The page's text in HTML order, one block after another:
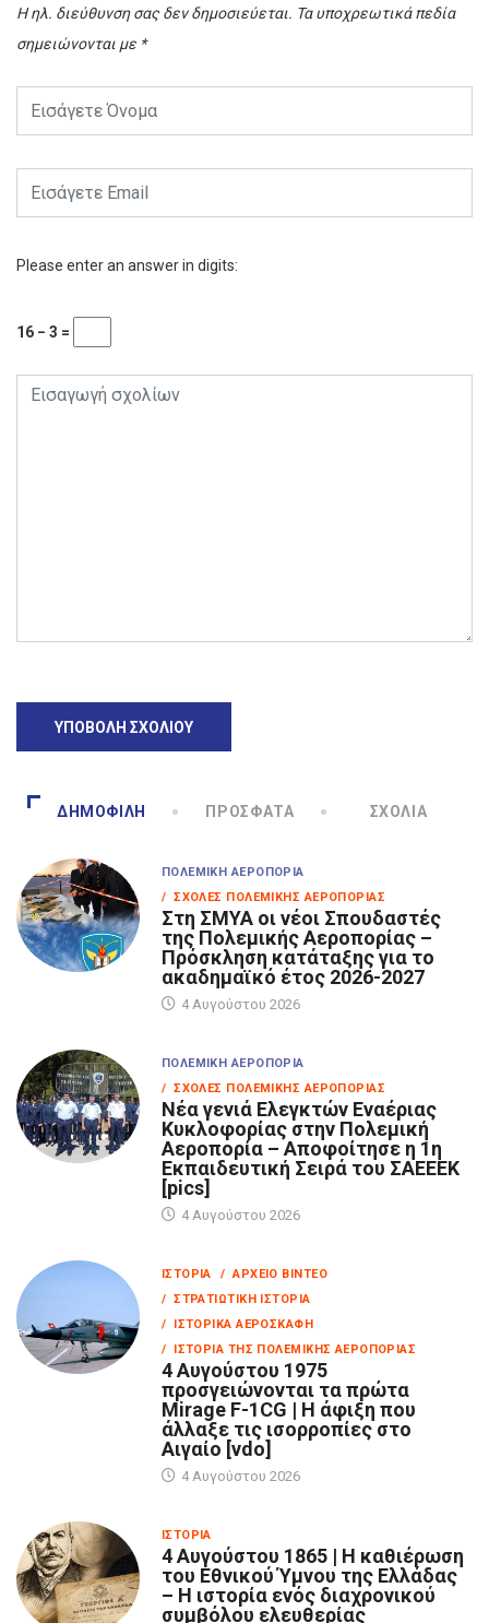
Η ηλ. διεύθυνση σας δεν δημοσιεύεται. Τα υποχρεωτικά πεδία
σημειώνονται με *
Please enter an answer in digits:
16 − 3 =
ΔΗΜΟΦΙΛΉ ΠΡΌΣΦΑΤΑ ΣΧΌΛΙΑ
ΠΟΛΕΜΙΚΉ ΑΕΡΟΠΟΡΊΑ
/ ΣΧΟΛΈΣ ΠΟΛΕΜΙΚΉΣ ΑΕΡΟΠΟΡΊΑΣ
Στη ΣΜΥΑ οι νέοι Σπουδαστές
της Πολεμικής Αεροπορίας –
Πρόσκληση κατάταξης για το
ακαδημαϊκό έτος 2026-2027
4 Αυγούστου 2026
ΠΟΛΕΜΙΚΉ ΑΕΡΟΠΟΡΊΑ
/ ΣΧΟΛΈΣ ΠΟΛΕΜΙΚΉΣ ΑΕΡΟΠΟΡΊΑΣ
Νέα γενιά Ελεγκτών Εναέριας
Κυκλοφορίας στην Πολεμική
Αεροπορία – Αποφοίτησε η 1η
Εκπαιδευτική Σειρά του ΣΑΕΕΕΚ
[pics]
4 Αυγούστου 2026
ΙΣΤΟΡΊΑ
/ ΑΡΧΕΊΟ ΒΊΝΤΕΟ
/ ΣΤΡΑΤΙΩΤΙΚΉ ΙΣΤΟΡΊΑ
/ ΙΣΤΟΡΙΚΆ ΑΕΡΟΣΚΆΦΗ
/ ΙΣΤΟΡΊΑ ΤΗΣ ΠΟΛΕΜΙΚΉΣ ΑΕΡΟΠΟΡΊΑΣ
4 Αυγούστου 1975
προσγειώνονται τα πρώτα
Mirage F-1CG | Η άφιξη που
άλλαξε τις ισορροπίες στο
Αιγαίο [vdo]
4 Αυγούστου 2026
ΙΣΤΟΡΊΑ
4 Αυγούστου 1865 | Η καθιέρωση
του Εθνικού Ύμνου της Ελλάδας
– Η ιστορία ενός διαχρονικού
συμβόλου ελευθερίας